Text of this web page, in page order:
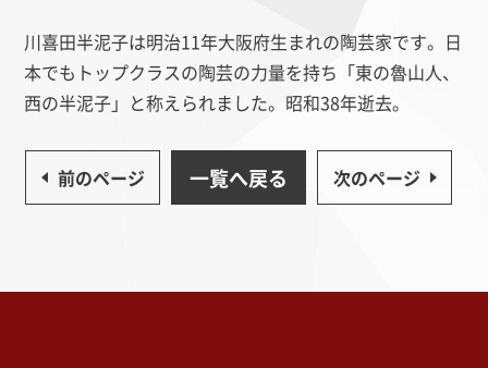
川喜田半泥子は明治11年大阪府生まれの陶芸家です。日
本でもトップクラスの陶芸の力量を持ち「東の魯山人、
西の半泥子」と称えられました。昭和38年逝去。
前のページ 一覧へ戻る 次のページ